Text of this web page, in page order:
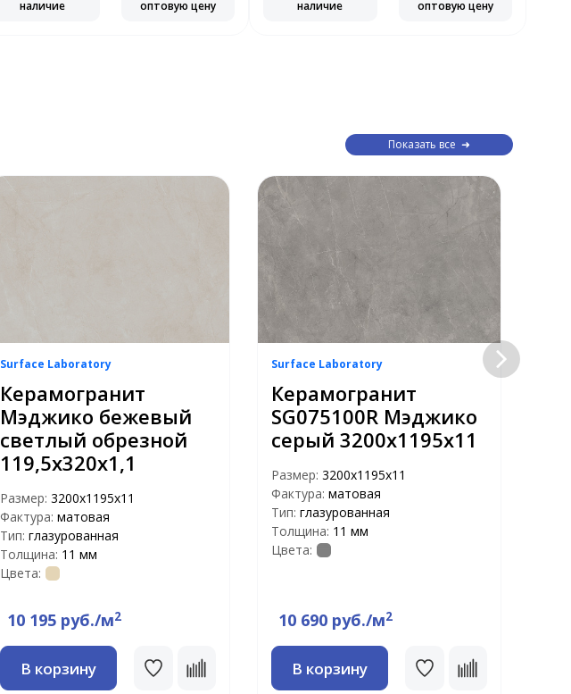
наличие
оптовую цену
наличие
оптовую цену
Показать все
Surface Laboratory
Керамогранит
Мэджико бежевый
светлый обрезной
119,5x320x1,1
Размер: 3200x1195x11
Фактура: матовая
Тип: глазурованная
Толщина: 11 мм
Цвета:
10 195 руб./м2
В корзину
Surface Laboratory
Керамогранит
SG075100R Мэджико
серый 3200х1195х11
Размер: 3200х1195х11
Фактура: матовая
Тип: глазурованная
Толщина: 11 мм
Цвета:
10 690 руб./м2
В корзину